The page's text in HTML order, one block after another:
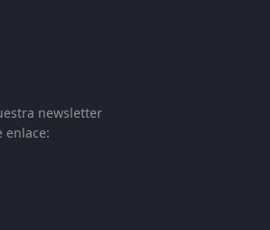
newsletter
enlace: